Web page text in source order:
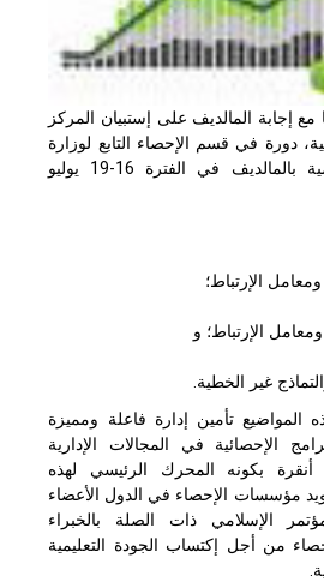
إجابة المالديف على إستبيان المركز
دورة في قسم الإحصاء التابع لوزارة
التخطيط والتنمية القومية بالمالديف في الفترة 16-19 يوليو
الإرتباط؛
الإرتباط؛ و
غير الخطية.
تأمين إدارة فاعلة ومميزة
الإحصائية في المجالات الإدارية
بكونه المحرك الرئيسي لهذه
مؤسسات الإحصاء في الدول الأعضاء
الإسلامي ذات الصلة بالخبراء
من أجل إكتساب الجودة التعليمية